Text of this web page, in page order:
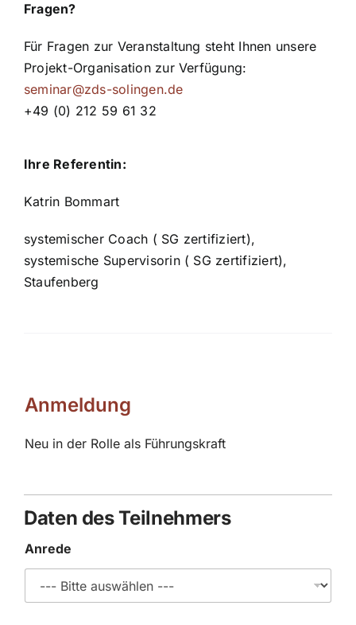
Fragen?
Für Fragen zur Veranstaltung steht Ihnen unsere
Projekt-Organisation zur Verfügung:
seminar@zds-solingen.de
+49 (0) 212 59 61 32
Ihre Referentin:
Katrin Bommart
systemischer Coach ( SG zertifiziert),
systemische Supervisorin ( SG zertifiziert),
Staufenberg
Anmeldung
Neu in der Rolle als Führungskraft
Daten des Teilnehmers
Anrede